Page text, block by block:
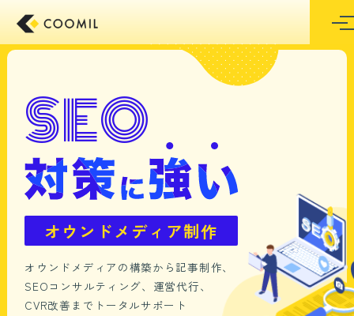
テ
東京のホームページ制作/Web制作会社 クーミ
S EO
オウンドメディア制作
オウンドメディアの構築から記事制作、
SEOコンサルティング、運営代行、
CVR改善までトータルサポート